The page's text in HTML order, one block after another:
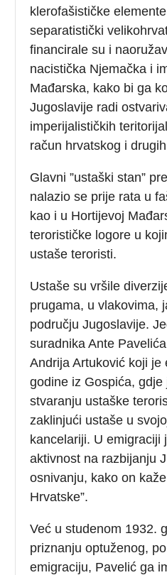
klerofašističke
separatistički
financirale su i
nacistička Njemačka i
Mađarska, kako bi ga
Jugoslavije radi
imperijalističkih
račun hrvatskog i
Glavni ”ustaški stan”
nalazio se prije rata u
kao i u Hortijevoj
terorističke logore u
ustaše teroristi.
Ustaše su vršile
prugama, u vlakovima,
području Jugoslavije.
suradnika Ante
Andrija Artuković koji je
godine iz Gospića,
stvaranju ustaške
zaklinjući ustaše u
kancelariji. U emigraciji
aktivnost na razbijanju
osnivanju, kako on
Hrvatske”.
Već u studenom 1932.
priznanju optuženog,
emigraciju, Pavelić ga